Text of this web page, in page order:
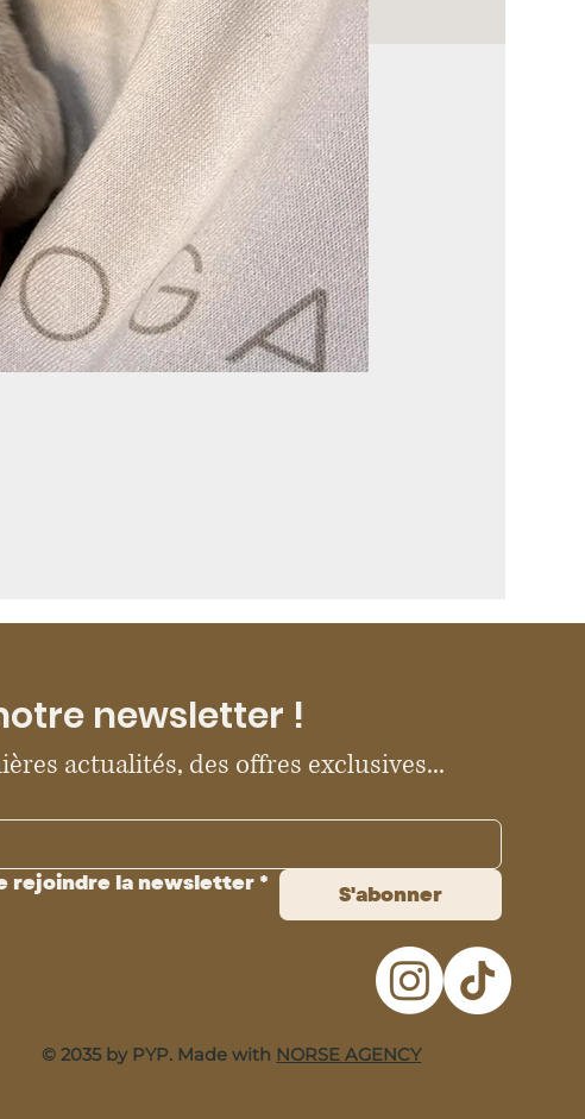
newsletter !
actualités, des offres exclusives...
rejoindre la newsletter * S'abonner
© 2035 by PYP. Made with NORSE AGENCY